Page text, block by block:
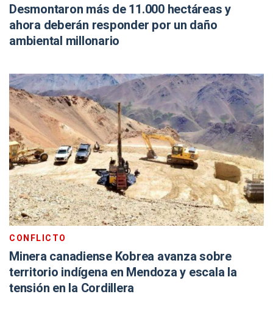
Desmontaron más de 11.000 hectáreas y
ahora deberán responder por un daño
ambiental millonario
CONFLICTO
Minera canadiense Kobrea avanza sobre
territorio indígena en Mendoza y escala la
tensión en la Cordillera